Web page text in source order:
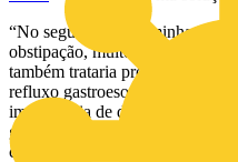
“No seguimento da minha
obstipação, muitos foram os
também trataria problemas
refluxo gastroesofágico
importância de dar relevo às
grande impacto na sociedade,
cada três portugueses sofre com